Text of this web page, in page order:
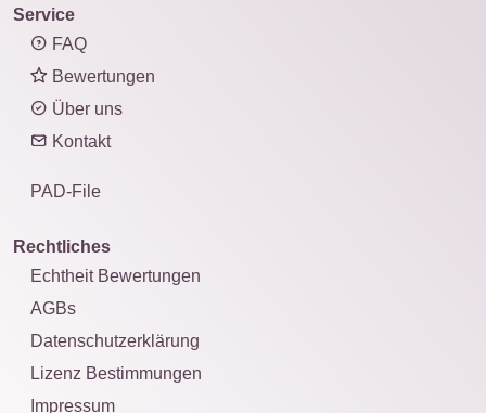
Service
FAQ
Bewertungen
Über uns
Kontakt
PAD-File
Rechtliches
Echtheit Bewertungen
AGBs
Datenschutzerklärung
Lizenz Bestimmungen
Impressum